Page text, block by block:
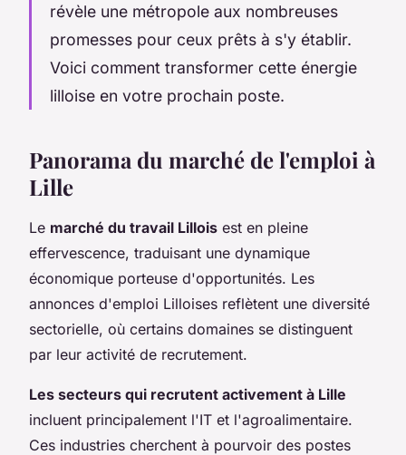
révèle une métropole aux nombreuses
promesses pour ceux prêts à s'y établir.
Voici comment transformer cette énergie
lilloise en votre prochain poste.
Panorama du marché de l'emploi à
Lille
Le marché du travail Lillois est en pleine
effervescence, traduisant une dynamique
économique porteuse d'opportunités. Les
annonces d'emploi Lilloises reflètent une diversité
sectorielle, où certains domaines se distinguent
par leur activité de recrutement.
Les secteurs qui recrutent activement à Lille
incluent principalement l'IT et l'agroalimentaire.
Ces industries cherchent à pourvoir des postes